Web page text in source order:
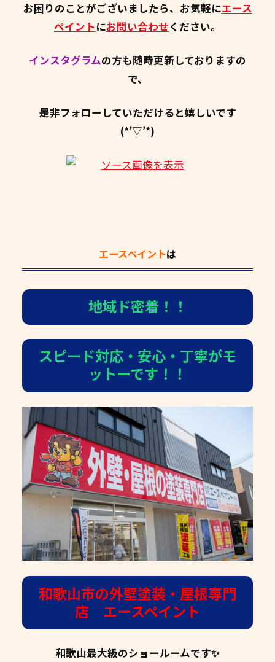
お困りのことがございましたら、お気軽にエース
ペイントにお問い合わせください。
インスタグラムの方も随時更新しておりますの
で、
是非フォローしていただけると嬉しいです
(*’▽’*)
エースペイントは
地域ド密着！！
スピード対応・安心・丁寧がモ
ットーです！！
和歌山市の外壁塗装・屋根専門
店 エースペイント
和歌山最大級のショールームです✨